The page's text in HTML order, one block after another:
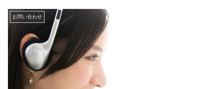
お問い合わせ